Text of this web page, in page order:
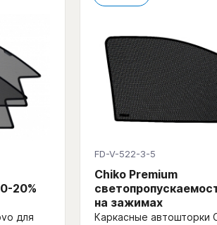
20%
для
FD-V-522-3-5
Chiko Premium
на зажимах
Каркасные автошторки